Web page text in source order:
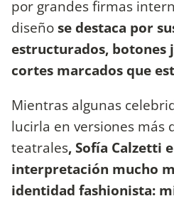
por grandes firmas
diseñose destaca por
estructurados, botones
cortes marcados que
Mientras algunas
lucirla en versiones más
teatrales, Sofía Calzetti
interpretación mucho
identidad fashionista: